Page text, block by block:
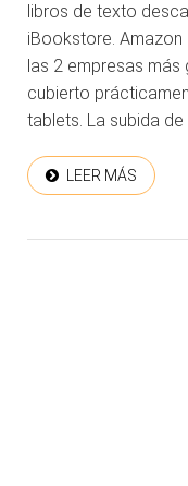
libros de texto
iBookstore.
las 2 empresas
cubierto
tablets. La subida de
LEER MÁS